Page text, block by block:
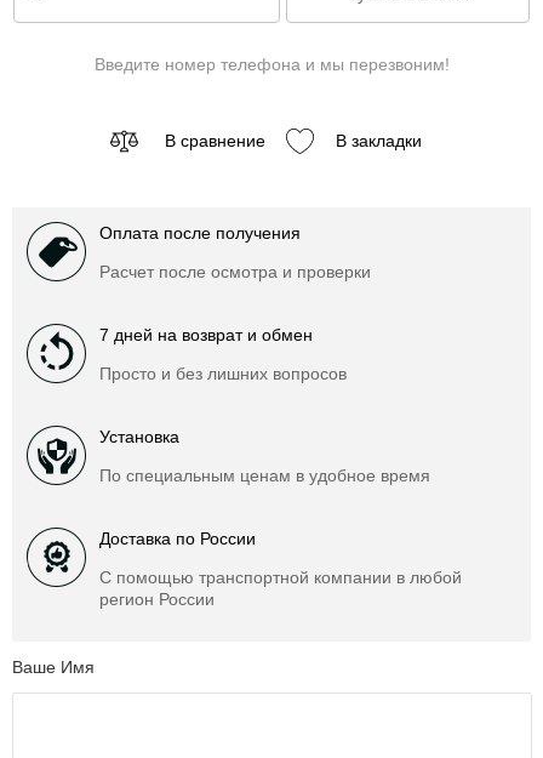
Введите номер телефона и мы перезвоним!
В сравнение В закладки
Оплата после получения
Расчет после осмотра и проверки
7 дней на возврат и обмен
Просто и без лишних вопросов
Установка
По специальным ценам в удобное время
Доставка по России
С помощью транспортной компании в любой
регион России
Ваше Имя